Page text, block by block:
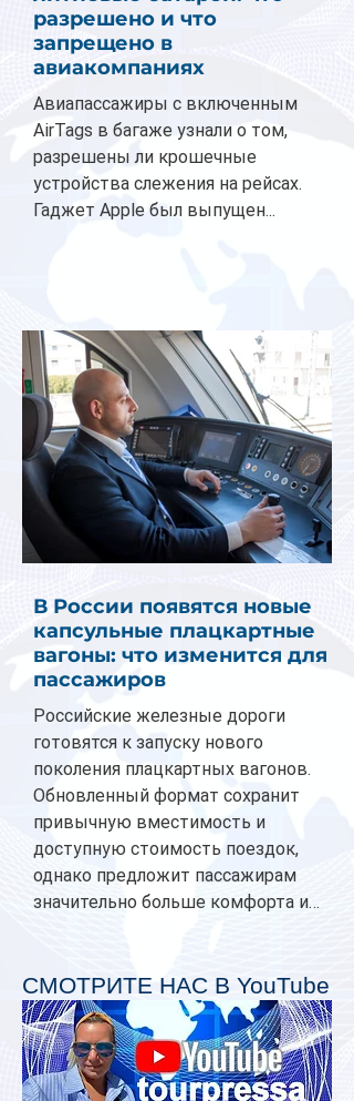
разрешено и что
запрещено в
авиакомпаниях
Авиапассажиры с включенным
AirTags в багаже узнали о том,
разрешены ли крошечные
устройства слежения на рейсах.
Гаджет Apple был выпущен...
В России появятся новые
капсульные плацкартные
вагоны: что изменится для
пассажиров
Российские железные дороги
готовятся к запуску нового
поколения плацкартных вагонов.
Обновленный формат сохранит
привычную вместимость и
доступную стоимость поездок,
однако предложит пассажирам
значительно больше комфорта и
планируется начать в 2027 году.
Одним из главных нововведений
станут индивидуальные шторки у
каждого спального места. Они
позволят пассажирам закрыть свою
СМОТРИТЕ НАС В YouTube